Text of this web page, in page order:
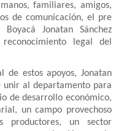
familiares, amigos,
de comunicación, el pre
Jonatan Sánchez
legal del
estos apoyos, Jonatan
unir al departamento para
de desarrollo económico,
un campo provechoso
productores, un sector